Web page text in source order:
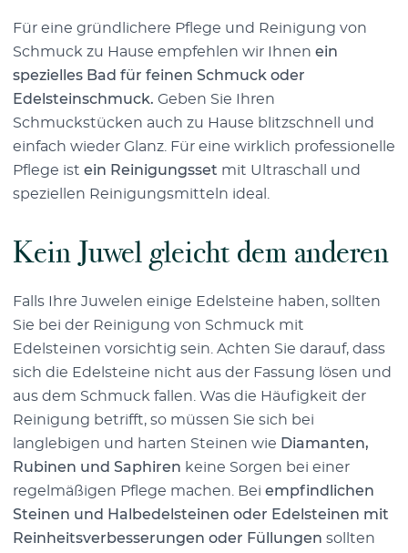
Für eine gründlichere Pflege und Reinigung von
Schmuck zu Hause empfehlen wir Ihnen ein
spezielles Bad für feinen Schmuck oder
Edelsteinschmuck. Geben Sie Ihren
Schmuckstücken auch zu Hause blitzschnell und
einfach wieder Glanz. Für eine wirklich professionelle
Pflege ist ein Reinigungsset mit Ultraschall und
speziellen Reinigungsmitteln ideal.
Kein Juwel gleicht dem anderen
Falls Ihre Juwelen einige Edelsteine haben, sollten
Sie bei der Reinigung von Schmuck mit
Edelsteinen vorsichtig sein. Achten Sie darauf, dass
sich die Edelsteine nicht aus der Fassung lösen und
aus dem Schmuck fallen. Was die Häufigkeit der
Reinigung betrifft, so müssen Sie sich bei
langlebigen und harten Steinen wie Diamanten,
Rubinen und Saphiren keine Sorgen bei einer
regelmäßigen Pflege machen. Bei empfindlichen
Steinen und Halbedelsteinen oder Edelsteinen mit
Reinheitsverbesserungen oder Füllungen sollten